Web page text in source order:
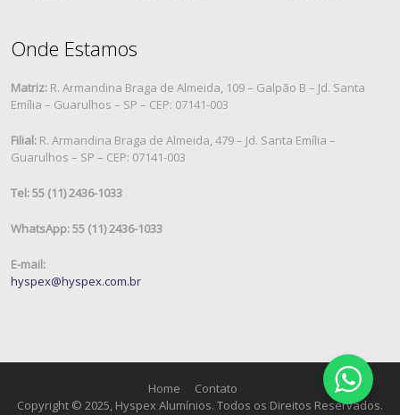
Onde Estamos
Matriz: R. Armandina Braga de Almeida, 109 – Galpão B – Jd. Santa
Emília – Guarulhos – SP – CEP: 07141-003
Filial: R. Armandina Braga de Almeida, 479 – Jd. Santa Emília –
Guarulhos – SP – CEP: 07141-003
Tel: 55 (11) 2436-1033
WhatsApp: 55 (11) 2436-1033
E-mail:
hyspex@hyspex.com.br
Home
Contato
Copyright © 2025, Hyspex Alumínios. Todos os Direitos Reservados.